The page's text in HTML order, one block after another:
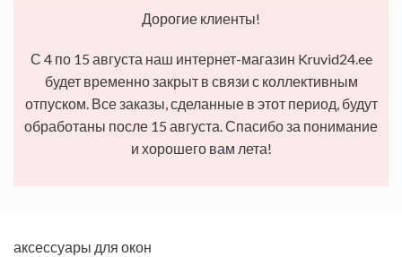
Дорогие клиенты!
С 4 по 15 августа наш интернет-магазин Kruvid24.ee
будет временно закрыт в связи с коллективным
отпуском. Все заказы, сделанные в этот период, будут
обработаны после 15 августа. Спасибо за понимание
и хорошего вам лета!
аксессуары для окон